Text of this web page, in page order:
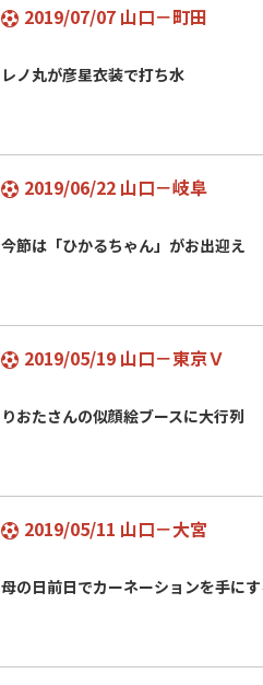
2019/07/07 山口－町田
レノ丸が彦星衣装で打ち水
2019/06/22 山口－岐阜
今節は「ひかるちゃん」がお出迎え
2019/05/19 山口－東京Ｖ
りおたさんの似顔絵ブースに大行列
2019/05/11 山口－大宮
母の日前日でカーネーションを手に